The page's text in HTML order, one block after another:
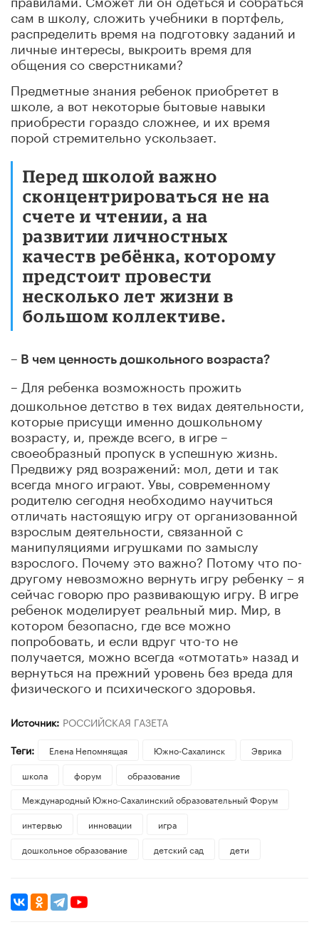
сам в школу, сложить учебники в портфель,
распределить время на подготовку заданий и
личные интересы, выкроить время для
общения со сверстниками?
Предметные знания ребенок приобретет в
школе, а вот некоторые бытовые навыки
приобрести гораздо сложнее, и их время
порой стремительно ускользает.
Перед школой важно
сконцентрироваться не на
счете и чтении, а на
развитии личностных
качеств ребёнка, которому
предстоит провести
несколько лет жизни в
большом коллективе.
– В чем ценность дошкольного возраста?
– Для ребенка возможность прожить
дошкольное детство в тех видах деятельности,
которые присущи именно дошкольному
возрасту, и, прежде всего, в игре –
своеобразный пропуск в успешную жизнь.
Предвижу ряд возражений: мол, дети и так
всегда много играют. Увы, современному
родителю сегодня необходимо научиться
отличать настоящую игру от организованной
взрослым деятельности, связанной с
манипуляциями игрушками по замыслу
взрослого. Почему это важно? Потому что по-
другому невозможно вернуть игру ребенку – я
сейчас говорю про развивающую игру. В игре
ребенок моделирует реальный мир. Мир, в
котором безопасно, где все можно
попробовать, и если вдруг что-то не
получается, можно всегда «отмотать» назад и
вернуться на прежний уровень без вреда для
физического и психического здоровья.
Источник: РОССИЙСКАЯ ГАЗЕТА
Теги:
Елена Непомнящая Южно-Сахалинск
Эврика
школа
форум
образование
Международный Южно-Сахалинский образовательный Форум
интервью
инновации
игра
дошкольное образование
детский сад дети